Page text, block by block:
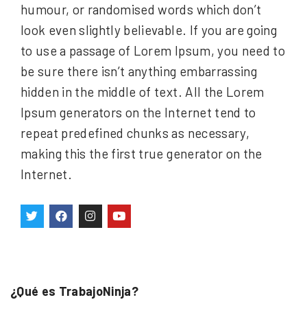
humour, or randomised words which don’t
look even slightly believable. If you are going
to use a passage of Lorem Ipsum, you need to
be sure there isn’t anything embarrassing
hidden in the middle of text. All the Lorem
Ipsum generators on the Internet tend to
repeat predefined chunks as necessary,
making this the first true generator on the
Internet.
¿Qué es TrabajoNinja?